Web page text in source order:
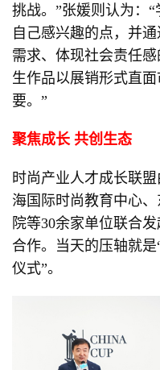
挑战。”张媛则认为：
自己感兴趣的点，并
需求、体现社会责任
生作品以展销形式直
要。”
聚焦成长 共创生态
时尚产业人才成长联
海国际时尚教育中心
院等30余家单位联合
合作。当天的压轴就
仪式”。